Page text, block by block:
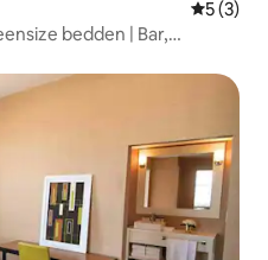
5 (3)
bedden | Bar,